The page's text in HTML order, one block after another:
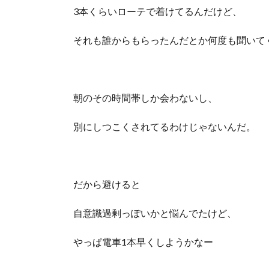
3本くらいローテで着けてるんだけど、
それも誰からもらったんだとか何度も聞いて
朝のその時間帯しか会わないし、
別にしつこくされてるわけじゃないんだ。
だから避けると
自意識過剰っぽいかと悩んでたけど、
やっぱ電車1本早くしようかなー